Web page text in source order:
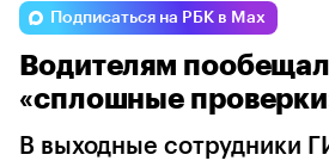
Esteo Geely
Подписаться на РБК в Max
Водителям
«сплошные
В выходные сотрудники